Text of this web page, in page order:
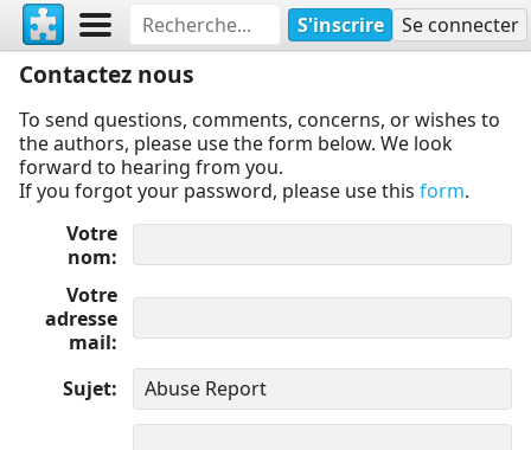
S'inscrire Se connecter
Contactez nous
To send questions, comments, concerns, or wishes to
the authors, please use the form below. We look
forward to hearing from you.
If you forgot your password, please use this form.
Votre
nom
Votre
adresse
mail
Sujet